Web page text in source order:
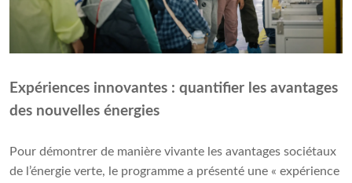
Expériences innovantes : quantifier les avantages
des nouvelles énergies
Pour démontrer de manière vivante les avantages sociétaux
de l’énergie verte, le programme a présenté une « expérience